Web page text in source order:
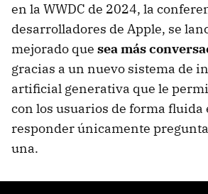
en la WWDC de 2024, la
desarrolladores de Apple, se
mejorado que sea más
gracias a un nuevo sistema de
artificial generativa que le
con los usuarios de forma fluida
responder únicamente
una.